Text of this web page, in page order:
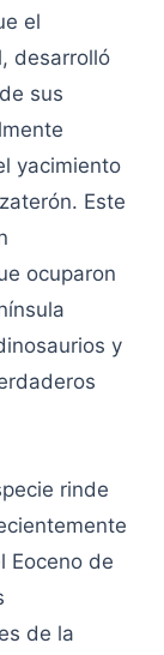
el
desarrolló
sus
yacimiento
Este
ocuparon
y
rinde
Eoceno de
de la